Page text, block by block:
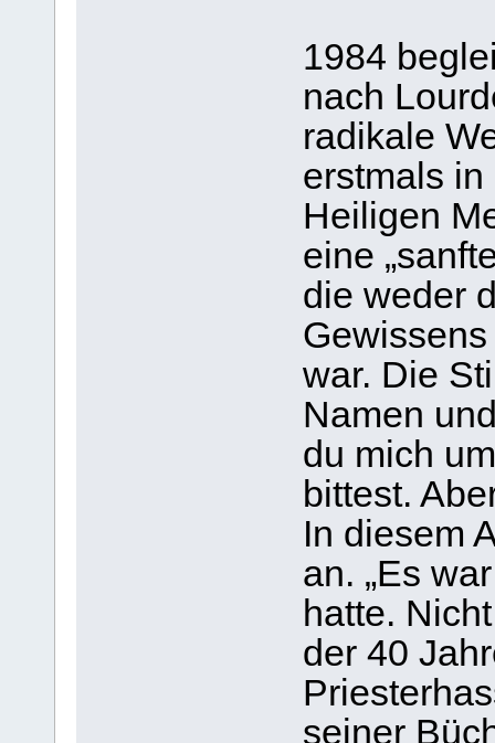
1984
nach
radikale
erstmals
Heiligen
eine
die weder
war. Die
Namen
du mich
bittest.
In diesem
an. „Es
hatte.
der 40
seiner